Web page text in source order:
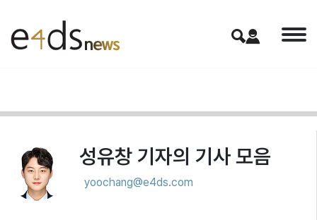
성유창 기자의 기사 모음
yoochang@e4ds.com